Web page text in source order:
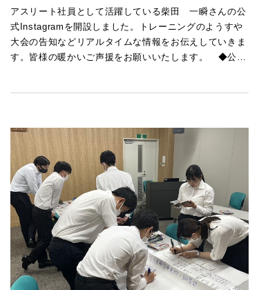
アスリート社員として活躍している柴田 一瞬さんの公
式Instagramを開設しました。トレーニングのようすや
大会の告知などリアルタイムな情報をお伝えしていきま
す。皆様の暖かいご声援をお願いいたします。 ◆公…